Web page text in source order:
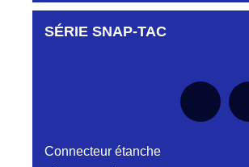
Aucune pièce disponible pour
SÉRIE SNAP-TAC
Connecteur étanche